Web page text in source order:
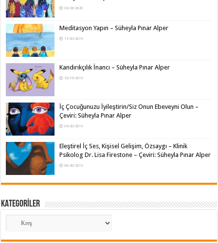
03/26/2020
Meditasyon Yapın – Süheyla Pınar Alper
11/30/2019
Kandırıkçılık İnancı – Süheyla Pınar Alper
10/15/2019
İç Çocuğunuzu İyileştirin/Siz Onun Ebeveyni Olun –
Çeviri: Süheyla Pınar Alper
09/20/2019
Eleştirel İç Ses, Kişisel Gelişim, Özsaygı – Klinik
Psikolog Dr. Lisa Firestone – Çeviri: Süheyla Pınar Alper
08/20/2019
KATEGORİLER
KATEGORİLER